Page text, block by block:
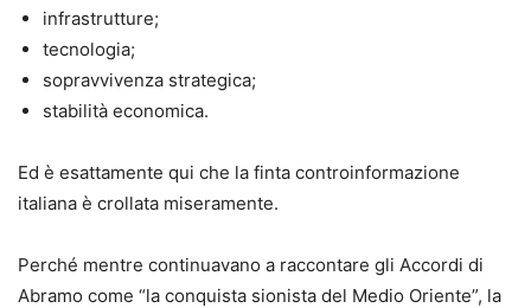
infrastrutture;
tecnologia;
sopravvivenza strategica;
stabilità economica.
Ed è esattamente qui che la finta controinformazione
italiana è crollata miseramente.
Perché mentre continuavano a raccontare gli Accordi di
Abramo come “la conquista sionista del Medio Oriente”, la